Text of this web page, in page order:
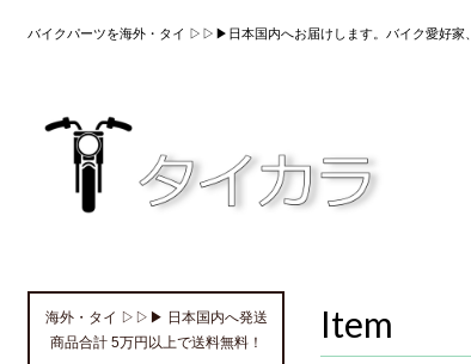
バイクパーツを海外・タイ ▷▷▶日本国内へお届けします。バイク愛好家
Item
海外・タイ ▷▷▶ 日本国内へ発送
商品合計 5万円以上で送料無料！